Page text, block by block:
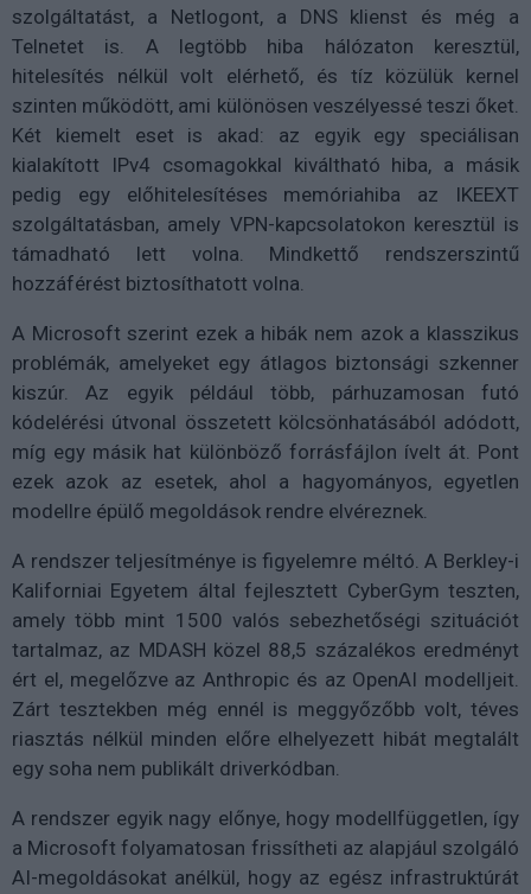
szolgáltatást, a Netlogont, a DNS klienst és még a
Telnetet is. A legtöbb hiba hálózaton keresztül,
hitelesítés nélkül volt elérhető, és tíz közülük kernel
szinten működött, ami különösen veszélyessé teszi őket.
Két kiemelt eset is akad: az egyik egy speciálisan
kialakított IPv4 csomagokkal kiváltható hiba, a másik
pedig egy előhitelesítéses memóriahiba az IKEEXT
szolgáltatásban, amely VPN-kapcsolatokon keresztül is
támadható lett volna. Mindkettő rendszerszintű
hozzáférést biztosíthatott volna.
A Microsoft szerint ezek a hibák nem azok a klasszikus
problémák, amelyeket egy átlagos biztonsági szkenner
kiszúr. Az egyik például több, párhuzamosan futó
kódelérési útvonal összetett kölcsönhatásából adódott,
míg egy másik hat különböző forrásfájlon ívelt át. Pont
ezek azok az esetek, ahol a hagyományos, egyetlen
modellre épülő megoldások rendre elvéreznek.
A rendszer teljesítménye is figyelemre méltó. A Berkley-i
Kaliforniai Egyetem által fejlesztett CyberGym teszten,
amely több mint 1500 valós sebezhetőségi szituációt
tartalmaz, az MDASH közel 88,5 százalékos eredményt
ért el, megelőzve az Anthropic és az OpenAI modelljeit.
Zárt tesztekben még ennél is meggyőzőbb volt, téves
riasztás nélkül minden előre elhelyezett hibát megtalált
egy soha nem publikált driverkódban.
A rendszer egyik nagy előnye, hogy modellfüggetlen, így
a Microsoft folyamatosan frissítheti az alapjául szolgáló
AI-megoldásokat anélkül, hogy az egész infrastruktúrát